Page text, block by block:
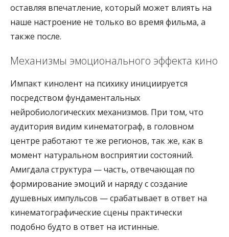
оставляя впечатление, который может влиять на
наше настроение не только во время фильма, а
также после.
Механизмы эмоционального эффекта кино
Импакт кинолент на психику инициируется
посредством фундаментальных
нейробиологических механизмов. При том, что
аудитория видим кинематограф, в головном
центре работают те же регионов, так же, как в
момент натуральном восприятии состояний.
Амигдала структура — часть, отвечающая по
формирование эмоций и наряду с создание
душевных импульсов — срабатывает в ответ на
кинематографические сцены практически
подобно будто в ответ на истинные.